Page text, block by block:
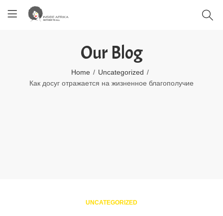
Our Blog
Home
Uncategorized
Как досуг отражается на жизненное благополучие
UNCATEGORIZED